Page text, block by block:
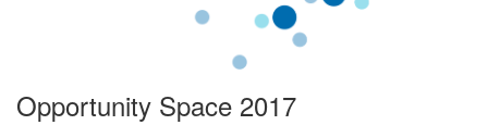
Opportunity Space 2017